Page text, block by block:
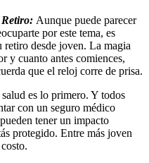
Aunque puede parecer
por este tema, es
retiro desde joven. La magia
y cuanto antes comiences,
que el reloj corre de prisa.
salud es lo primero. Y todos
con un seguro médico
tener un impacto
protegido. Entre más joven